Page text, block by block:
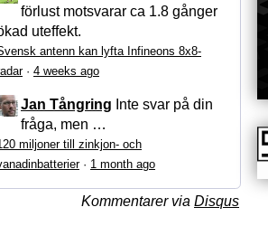
förlust motsvarar ca 1.8 gånger
uteffekt.
antenn kan lyfta Infineons 8x8-
· 4 weeks ago
Jan Tångring Inte svar på din
fråga, men …
miljoner till zinkjon- och
· 1 month ago
Kommentarer via Disqus